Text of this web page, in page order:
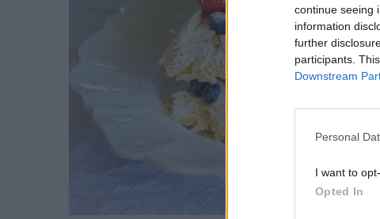
continue seeing
information
further
participants.
Downstream
Personal
I want to
Opted In